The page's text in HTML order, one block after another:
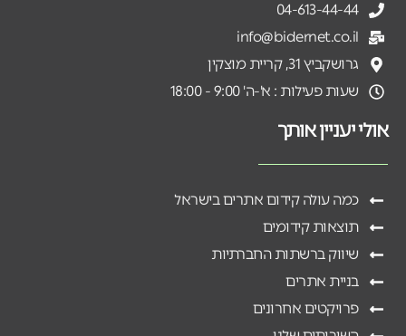
04-613-44-44
info@bidernet.co.il
גרושקביץ 31, קריית מוצקין
שעות פעילות : א'-ה' 9:00 - 18:00
אולי יעניין אותך
כמה עולה קידום אתרים בישראל
תוצאות קידומים
שיווק ברשתות החברתיות
בניית אתרים
פרויקטים אחרונים